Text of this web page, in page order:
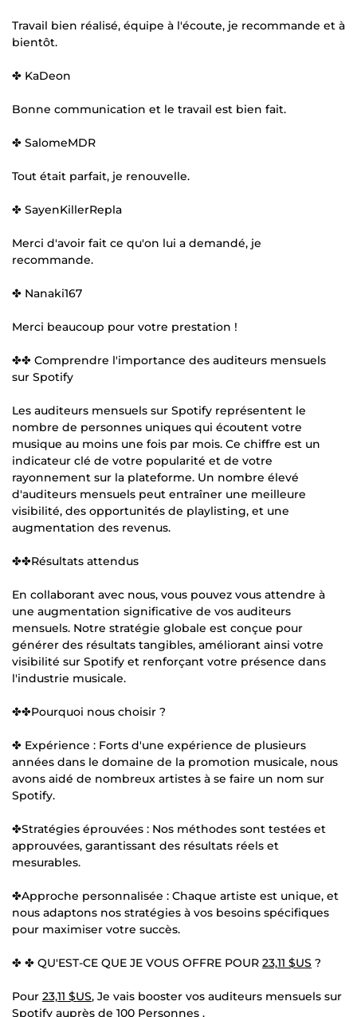
Travail bien réalisé, équipe à l'écoute, je recommande et à
bientôt.
✤ KaDeon
Bonne communication et le travail est bien fait.
✤ SalomeMDR
Tout était parfait, je renouvelle.
✤ SayenKillerRepla
Merci d'avoir fait ce qu'on lui a demandé, je
recommande.
✤ Nanaki167
Merci beaucoup pour votre prestation !
✤✤ Comprendre l'importance des auditeurs mensuels
sur Spotify
Les auditeurs mensuels sur Spotify représentent le
nombre de personnes uniques qui écoutent votre
musique au moins une fois par mois. Ce chiffre est un
indicateur clé de votre popularité et de votre
rayonnement sur la plateforme. Un nombre élevé
d'auditeurs mensuels peut entraîner une meilleure
visibilité, des opportunités de playlisting, et une
augmentation des revenus.
✤✤Résultats attendus
En collaborant avec nous, vous pouvez vous attendre à
une augmentation significative de vos auditeurs
mensuels. Notre stratégie globale est conçue pour
générer des résultats tangibles, améliorant ainsi votre
visibilité sur Spotify et renforçant votre présence dans
l'industrie musicale.
✤✤Pourquoi nous choisir ?
✤ Expérience : Forts d'une expérience de plusieurs
années dans le domaine de la promotion musicale, nous
avons aidé de nombreux artistes à se faire un nom sur
Spotify.
✤Stratégies éprouvées : Nos méthodes sont testées et
approuvées, garantissant des résultats réels et
mesurables.
✤Approche personnalisée : Chaque artiste est unique, et
nous adaptons nos stratégies à vos besoins spécifiques
pour maximiser votre succès.
✤ ✤ QU'EST-CE QUE JE VOUS OFFRE POUR 23,11 $US ?
Pour 23,11 $US, Je vais booster vos auditeurs mensuels sur
Spotify auprès de 100 Personnes .